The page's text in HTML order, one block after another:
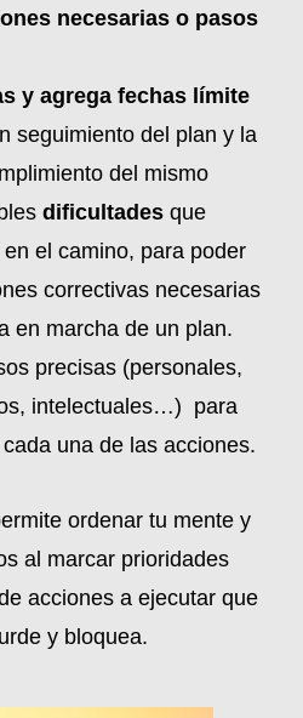
necesarias o pasos
y agrega fechas límite
seguimiento del plan y la
del mismo
dificultadesque
el camino, para poder
correctivas necesarias
en marcha de un plan.
precisas (personales,
intelectuales…) para
una de las acciones.
ordenar tu mente y
al marcar prioridades
acciones a ejecutar que
y bloquea.